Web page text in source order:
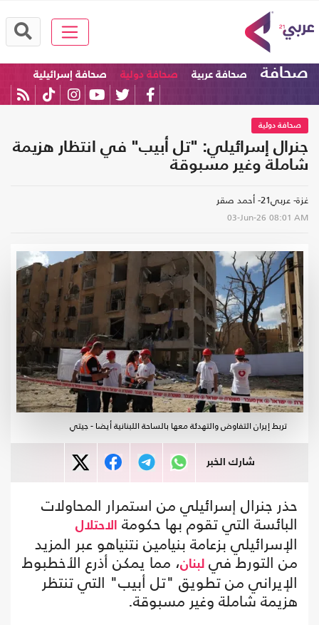
صحافة صحافة عربية صحافة دولية صحافة إسرائيلية
صحافة دولية
جنرال إسرائيلي: "تل أبيب" في انتظار هزيمة
شاملة وغير مسبوقة
غزة- عربي21- أحمد صقر
03-Jun-26 08:01 AM
تربط إيران التفاوض والتهدئة معها بالساحة اللبنانية أيضا - جيتي
شارك الخبر
حذر جنرال إسرائيلي من استمرار المحاولات
البائسة التي تقوم بها حكومة الاحتلال
الإسرائيلي بزعامة بنيامين نتنياهو عبر المزيد
من التورط في لبنان، مما يمكن أذرع الأخطبوط
الإيراني من تطويق "تل أبيب" التي تنتظر
هزيمة شاملة وغير مسبوقة.